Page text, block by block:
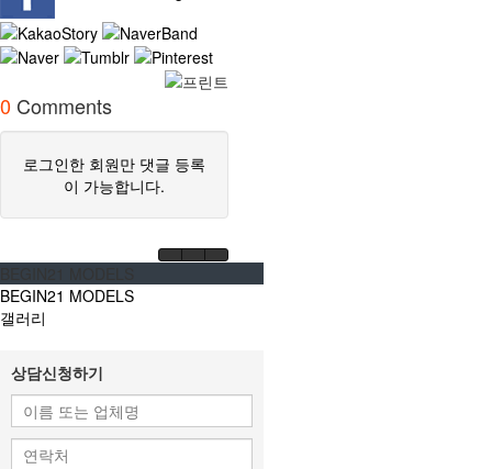
0 Comments
로그인한 회원만 댓글 등록
이 가능합니다.
BEGIN21 MODELS
갤러리
상담신청하기